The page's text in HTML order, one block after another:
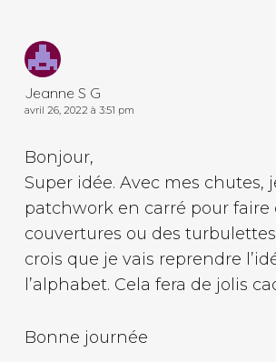
Jeanne S G
avril 26, 2022 à 3:51 pm
Bonjour,
Super idée. Avec mes chutes,
patchwork en carré pour faire
couvertures ou des
crois que je vais reprendre
l’alphabet. Cela fera de jolis
Bonne journée